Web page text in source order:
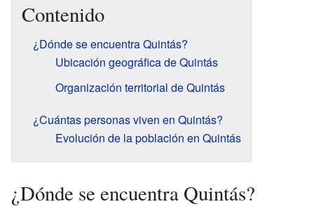
Contenido
¿Dónde se encuentra Quintás?
Ubicación geográfica de Quintás
Organización territorial de Quintás
¿Cuántas personas viven en Quintás?
Evolución de la población en Quintás
¿Dónde se encuentra Quintás?